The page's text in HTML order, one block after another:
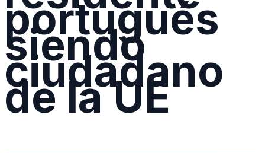
portugués
siendo
ciudadano
de la UE